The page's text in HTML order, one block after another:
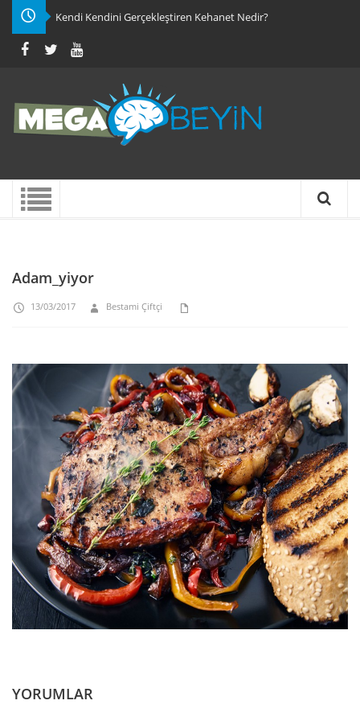
Kendi Kendini Gerçekleştiren Kehanet Nedir?
Adam_yiyor
13/03/2017 Bestami Çiftçi
YORUMLAR